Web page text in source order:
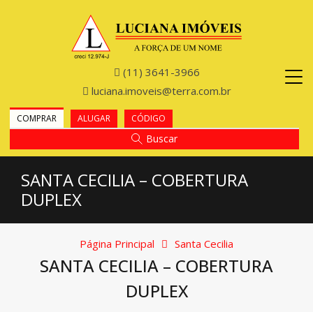
(11) 3641-3966
luciana.imoveis@terra.com.br
COMPRAR ALUGAR CÓDIGO
Buscar
SANTA CECILIA – COBERTURA
DUPLEX
Página Principal Santa Cecilia
SANTA CECILIA – COBERTURA
DUPLEX